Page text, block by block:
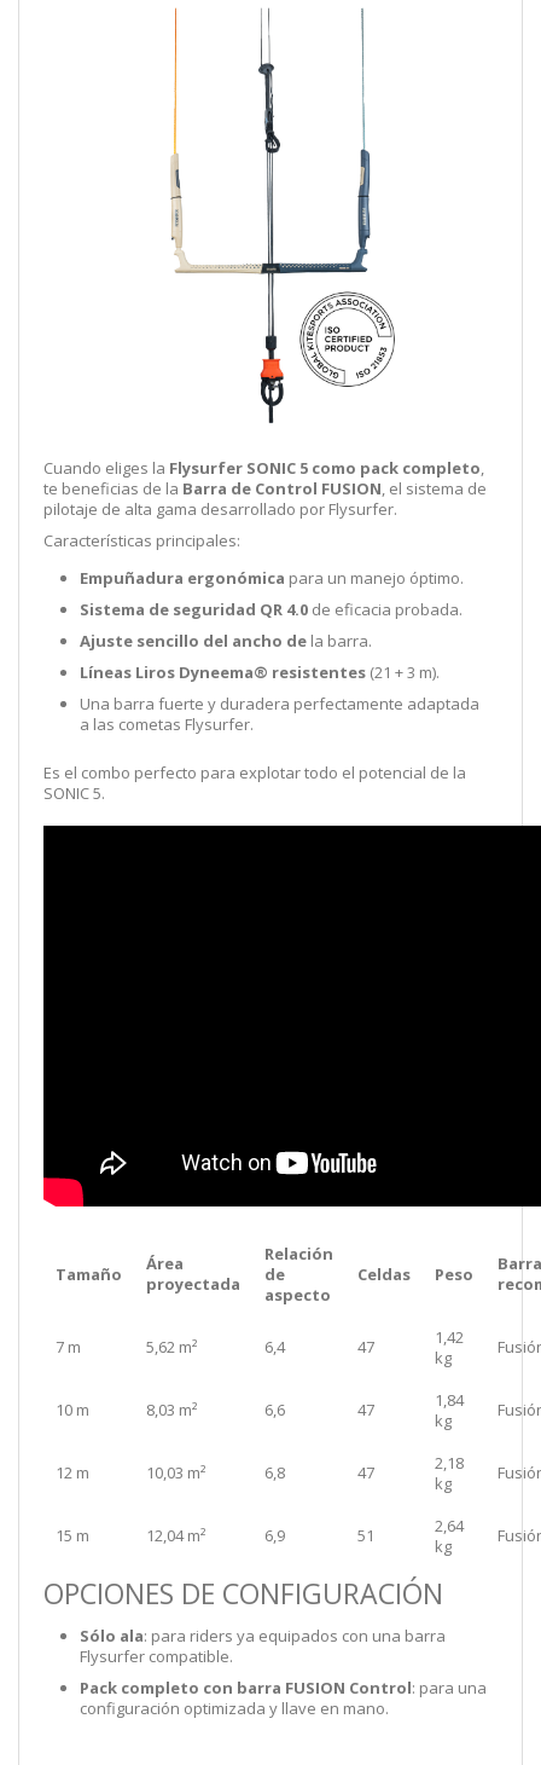
Cuando eliges la Flysurfer SONIC 5 como pack completo,
te beneficias de la Barra de Control FUSION, el sistema de
pilotaje de alta gama desarrollado por Flysurfer.
Características principales:
Empuñadura ergonómica para un manejo óptimo.
Sistema de seguridad QR 4.0 de eficacia probada.
Ajuste sencillo del ancho de la barra.
Líneas Liros Dyneema® resistentes (21 + 3 m).
Una barra fuerte y duradera perfectamente adaptada
a las cometas Flysurfer.
Es el combo perfecto para explotar todo el potencial de la
SONIC 5.
Tamaño
Área
proyectada
Relación
de
aspecto
Celdas Peso
Barra
7 m 5,62 m² 6,4 47
1,42
kg
10 m 8,03 m² 6,6 47
1,84
kg
12 m 10,03 m² 6,8 47
2,18
kg
15 m 12,04 m² 6,9 51
2,64
kg
OPCIONES DE CONFIGURACIÓN
Sólo ala: para riders ya equipados con una barra
Flysurfer compatible.
Pack completo con barra FUSION Control: para una
configuración optimizada y llave en mano.